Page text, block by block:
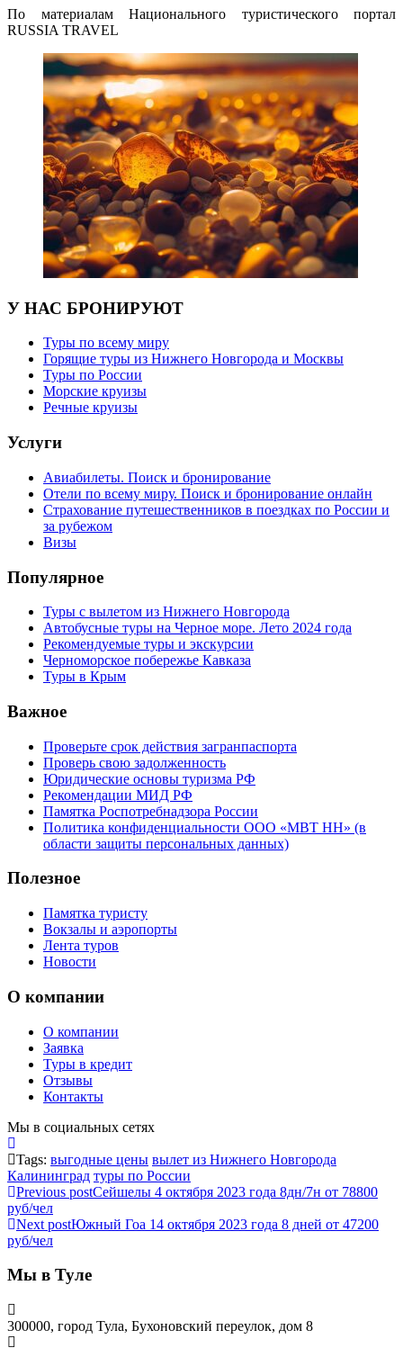
По материалам Национального туристического портал
RUSSIA TRAVEL
У НАС БРОНИРУЮТ
Туры по всему миру
Горящие туры из Нижнего Новгорода и Москвы
Туры по России
Морские круизы
Речные круизы
Услуги
Авиабилеты. Поиск и бронирование
Отели по всему миру. Поиск и бронирование онлайн
Страхование путешественников в поездках по России и
за рубежом
Визы
Популярное
Туры с вылетом из Нижнего Новгорода
Автобусные туры на Черное море. Лето 2024 года
Рекомендуемые туры и экскурсии
Черноморское побережье Кавказа
Туры в Крым
Важное
Проверьте срок действия загранпаспорта
Проверь свою задолженность
Юридические основы туризма РФ
Рекомендации МИД РФ
Памятка Роспотребнадзора России
Политика конфиденциальности ООО «МВТ НН» (в
области защиты персональных данных)
Полезное
Памятка туристу
Вокзалы и аэропорты
Лента туров
Новости
О компании
О компании
Заявка
Туры в кредит
Отзывы
Контакты
Мы в социальных сетях
Tags: выгодные цены вылет из Нижнего Новгорода
Калининград туры по России
Previous postСейшелы 4 октября 2023 года 8дн/7н от 78800
руб/чел
Next postЮжный Гоа 14 октября 2023 года 8 дней от 47200
руб/чел
Мы в Туле
300000, город Тула, Бухоновский переулок, дом 8